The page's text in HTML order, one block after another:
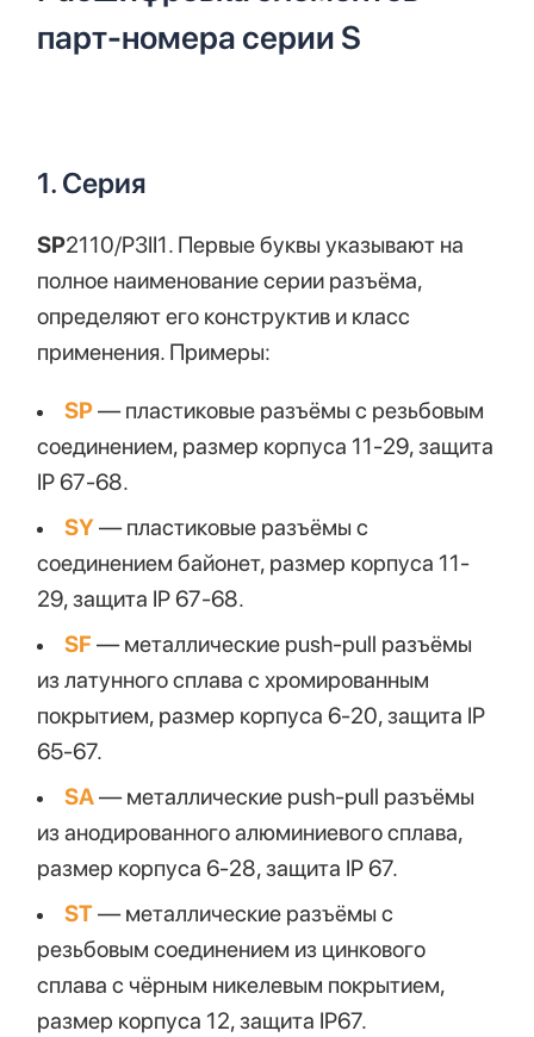
парт-номера серии S
1. Серия
SP2110/P3II1. Первые буквы указывают на
полное наименование серии разъёма,
определяют его конструктив и класс
применения. Примеры:
SP— пластиковые разъёмы с резьбовым
соединением, размер корпуса 11-29, защита
IP 67-68.
SY— пластиковые разъёмы с
соединением байонет, размер корпуса 11-
29, защита IP 67-68.
SF — металлические push-pull разъёмы
из латунного сплава с хромированным
покрытием, размер корпуса 6-20, защита IP
65-67.
SA— металлические push-pull разъёмы
из анодированного алюминиевого сплава,
размер корпуса 6-28, защита IP 67.
ST — металлические разъёмы с
резьбовым соединением из цинкового
сплава с чёрным никелевым покрытием,
размер корпуса 12, защита IP67.